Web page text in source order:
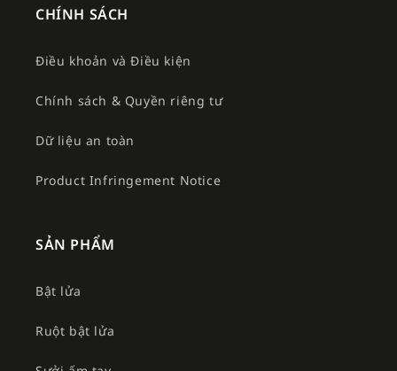
CHÍNH SÁCH
Điều khoản và Điều kiện
Chính sách & Quyền riêng tư
Dữ liệu an toàn
Product Infringement Notice
SẢN PHẨM
Bật lửa
Ruột bật lửa